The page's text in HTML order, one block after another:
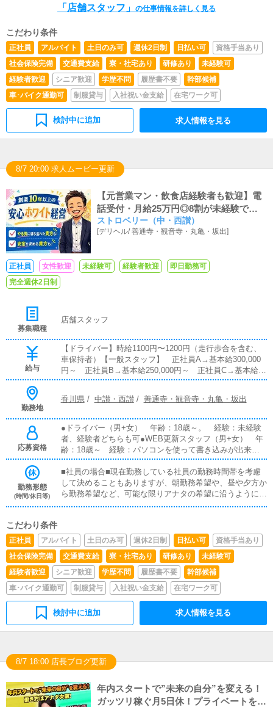
「店舗スタッフ」 の仕事情報を詳しく見る
こだわり条件
正社員 アルバイト 土日のみ可 週休2日制 日払い可
資格手当あり
社会保険完備
交通費支給 寮・社宅あり 研修あり
未経験可
経験者歓迎
シニア歓迎 学歴不問 履歴書不要
幹部候補
車･バイク通勤可
制服貸与 入社祝い金支給 在宅ワーク可
検討中に追加 求人情報を見る
8/7 20:00 求人ムービー更新
【元営業マン・飲食店経験者も歓迎】電
話受付・月給25万円◎8割が未経験で入
社！スピード出世あり
ストロベリー（中・西讃）
[デリヘル/善通寺・観音寺・丸亀・坂出]
正社員 女性歓迎 未経験可 経験者歓迎
即日勤務可
完全週休2日制
募集職種
店舗スタッフ
給与
【ドライバー】時給1100円〜1200円（走行歩合を含む、
車保持者）【一般スタッフ】 正社員A→基本給300,000
円～ 正社員B→基本給250,000円～ 正社員C→基本給20
0,000円～※年齢、経験、能力に応じてA～Cクラスに分け
て頂きます※夏、冬のボーナス制度あり※有給休暇あり
500,000円＋手当（金額は担当業務の業績による）～福利
厚生～・社会保険・各種保険・社宅補助・交通費補助・社
用車貸与・仕事用携帯貸与【管理者クラス】 基本給700,
000円＋手当（金額は管理範囲の業績による）～福利厚生
～・社会保険・各種保険・社宅補助・交通費補助・社用車
貸与・仕事用携帯貸与常に業務の見直し、改善を行ってい
ますので誰にでも出来る簡単な作業から専門的な知識や経
勤務地
香川県 / 中讃・西讃/ 善通寺・観音寺・丸亀・坂出
応募資格
●ドライバー（男+女） 年齢：18歳～。 経験：未経験
者、経験者どちらも可●WEB更新スタッフ（男+女） 年
齢：18歳～ 経験：パソコンを使って書き込みが出来る
方 Photoshopの基本的な操作が出来る方優遇採用●WEB
制作デザイナー（男+女） 年齢：18歳～ 経験：Illustrat
er、Photoshopを使って 画像作成や写真編集が出
来る方●電話受付スタッフ（男+女） 年齢：18歳～ 経
験：未経験者、経験者どちらも可●配車オペレータ（男
験：未経験者、経験者どちらも可●運営責任者（男+女）
年齢：18歳～ 経験：8割は未経験スタート すでに風
俗業界で業務経験のある方優遇採用※何事にも意欲的に取
り組める方 責任者としてふさわしいと判断した場合は
未経験でもスタートから責任者をお任せする事もあります
※勤務時の服装や髪型は自由です。ただしジャージは不
可。
勤務形態
(時間/休日等)
■社員の場合■現在勤務している社員の勤務時間帯を考慮
して決めることもありますが、朝勤務希望や、昼や夕方か
ら勤務希望など、可能な限りアナタの希望に沿うように対
応しています■アルバイトドライバーの場合■ご自身の勤
～ラストなどご自身の希望する時間帯をおしえてください
ね！
こだわり条件
正社員 アルバイト 土日のみ可 週休2日制 日払い可
資格手当あり
社会保険完備
交通費支給 寮・社宅あり 研修あり
未経験可
経験者歓迎
シニア歓迎 学歴不問 履歴書不要
幹部候補
車･バイク通勤可
制服貸与 入社祝い金支給 在宅ワーク可
検討中に追加 求人情報を見る
8/7 18:00 店長ブログ更新
年内スタートで”未来の自分”を変える！
ガッツリ稼ぐ月5日休！プライベートを充